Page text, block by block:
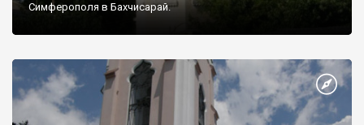
Симферополя в Бахчисарай.